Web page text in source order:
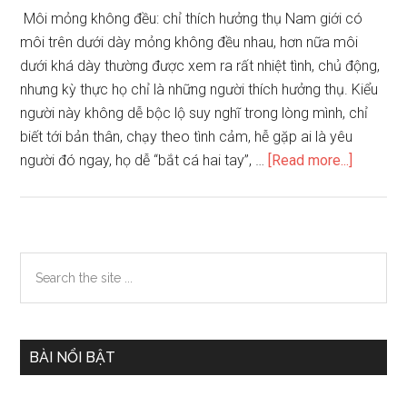
Môi mỏng không đều: chỉ thích hưởng thụ Nam giới có
môi trên dưới dày mỏng không đều nhau, hơn nữa môi
dưới khá dày thường được xem ra rất nhiệt tình, chủ động,
nhưng kỳ thực họ chỉ là những người thích hưởng thụ. Kiểu
người này không dễ bộc lộ suy nghĩ trong lòng mình, chỉ
biết tới bản thân, chạy theo tình cảm, hễ gặp ai là yêu
người đó ngay, họ dễ “bắt cá hai tay”, … [Read more...]
kẻ
cầu
Primary
Sidebar
the
BÀI NỔI BẬT